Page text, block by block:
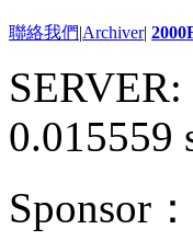
聯絡我們|Archiver|
0.015559
Sponsor：